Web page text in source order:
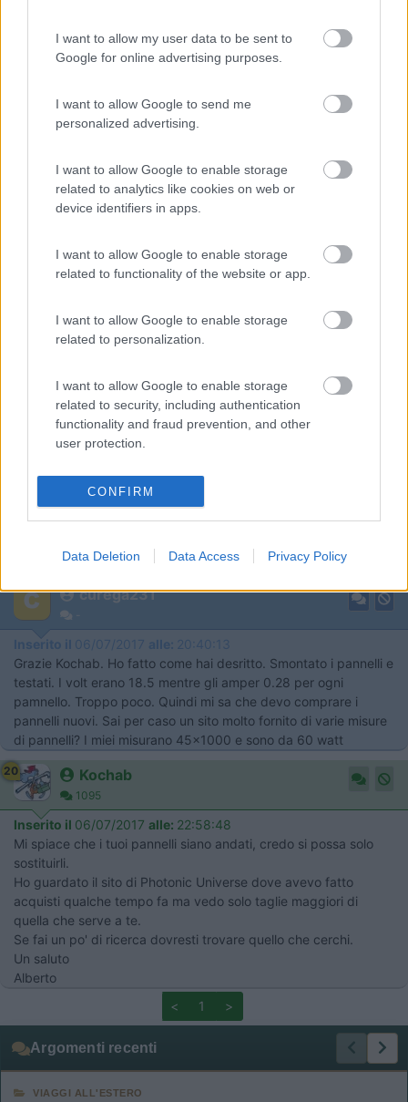
I want to allow my user data to be sent to
Google for online advertising purposes.
I want to allow Google to send me
personalized advertising.
I want to allow Google to enable storage
related to analytics like cookies on web or
device identifiers in apps.
I want to allow Google to enable storage
related to functionality of the website or app.
I want to allow Google to enable storage
related to personalization.
I want to allow Google to enable storage
related to security, including authentication
functionality and fraud prevention, and other
user protection.
CONFIRM
Data Deletion Data Access Privacy Policy
Inserito il06/07/2017 alle:06:55:15
Se hai un tester con la portata di 10 A (normalmente è in un
pannello. È molto semplice farlo e dice molto sullo stato di
salute del pannello stesso.
In pratica, invece di usare una lampadina come hai fatto, usi il
cortocircuito, i pannelli fotovoltaici sono gli unici generatori che
puoi mettere in corto senza causare danni.
Il valore che leggerai sarà sicuramente inferiore al valore di
perpendicolare ai raggi solari, ma comunque il valore dovrebbe
essere simile al valore dichiarato. In questo caso il problema
Se invece il valore dovesse essere molto basso, il problema
potrebbe essere nelle giunture dei cavi che si sono ossidate
(sopra si parlava infatti di resistenza di contatto) anche i diodi
È abbastanza improbabile che i pannelli siano a fine vita, la loro
vita produttiva è di almeno venti anni. Ho anch'io il dubbio che
si tratti di falsi contatti, l'unica maniera di togliersi il dubbio è
fare delle prove.
fare test con mezzi semplici sui pannelli.
curega231
Inserito il 06/07/2017 alle: 20:40:13
Grazie Kochab. Ho fatto come hai desritto. Smontato i pannelli e
testati. I volt erano 18.5 mentre gli amper 0.28 per ogni
pamnello. Troppo poco. Quindi mi sa che devo comprare i
pannelli nuovi. Sai per caso un sito molto fornito di varie misure
di pannelli? I miei misurano 45x1000 e sono da 60 watt
20 Kochab
1095
Inserito il 06/07/2017 alle: 22:58:48
Mi spiace che i tuoi pannelli siano andati, credo si possa solo
sostituirli.
Ho guardato il sito di Photonic Universe dove avevo fatto
acquisti qualche tempo fa ma vedo solo taglie maggiori di
quella che serve a te.
​​​​​​Se fai un po' di ricerca dovresti trovare quello che cerchi.
Un saluto
Alberto
<
1 >
Argomenti recenti
VIAGGI ALL'ESTERO